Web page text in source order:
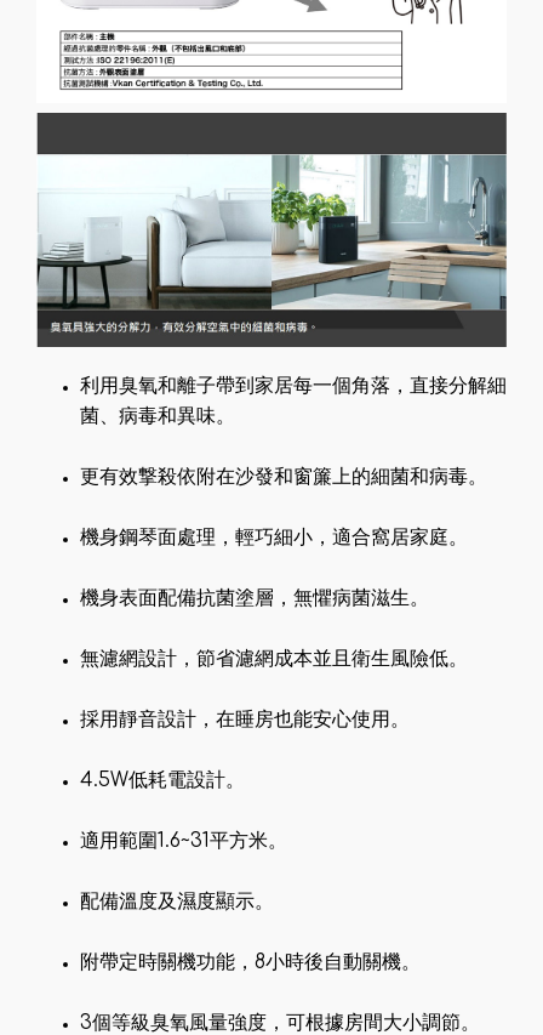
利用臭氧和離子帶到家居每一個角落，直接分解細
菌、病毒和異味。
更有效撃殺依附在沙發和窗簾上的細菌和病毒。
機身鋼琴面處理，輕巧細小，適合窩居家庭。
機身表面配備抗菌塗層，無懼病菌滋生。
無濾網設計，節省濾網成本並且衛生風險低。
採用靜音設計，在睡房也能安心使用。
4.5W低耗電設計。
適用範圍1.6~31平方米。
配備溫度及濕度顯示。
附帶定時關機功能，8小時後自動關機。
3個等級臭氧風量強度，可根據房間大小調節。